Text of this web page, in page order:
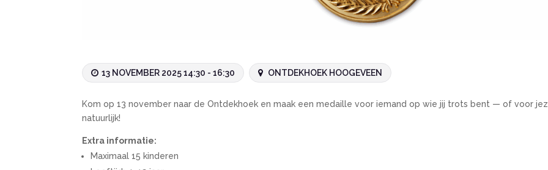
13 NOVEMBER 2025 14:30 - 16:30 ONTDEKHOEK HOOGEVEEN
Kom op 13 november naar de Ontdekhoek en maak een medaille voor iemand op wie jij trots bent — of voor
natuurlijk!
Extra informatie:
Maximaal 15 kinderen